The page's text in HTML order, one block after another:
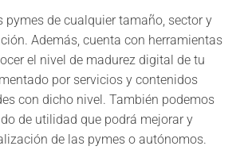
pymes de cualquier tamaño, sector y
Además, cuenta con herramientas
el nivel de madurez digital de tu
por servicios y contenidos
con dicho nivel. También podemos
de utilidad que podrá mejorar y
de las pymes o autónomos.